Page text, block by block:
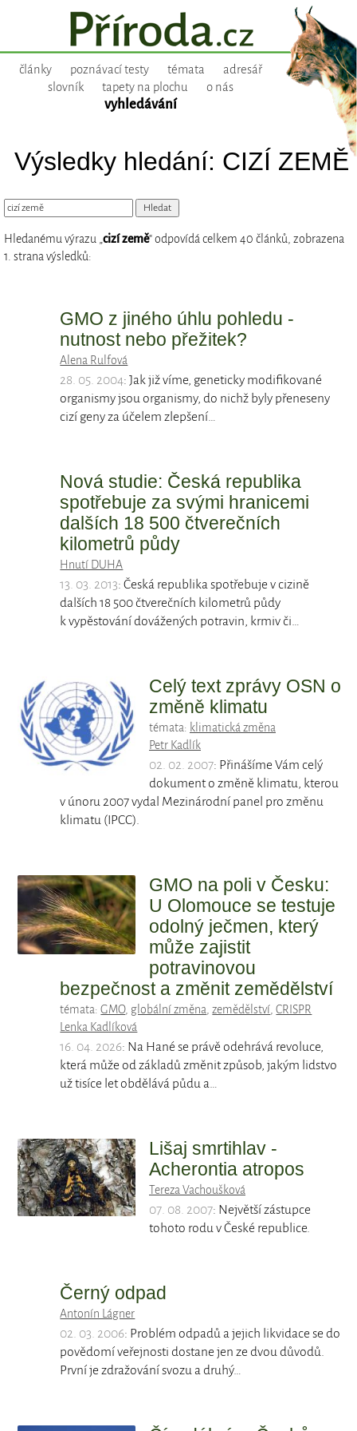
články poznávací testy témata
adresář
slovník
tapety na plochu o nás
vyhledávání
Výsledky hledání: CIZÍ ZEMĚ
Hledanému výrazu „cizí země“ odpovídá celkem 40 článků, zobrazena
1. strana výsledků:
GMO z jiného úhlu pohledu -
nutnost nebo přežitek?
Alena Rulfová
28. 05. 2004: Jak již víme, geneticky modifikované
organismy jsou organismy, do nichž byly přeneseny
cizí geny za účelem zlepšení…
Nová studie: Česká republika
spotřebuje za svými hranicemi
dalších 18 500 čtverečních
kilometrů půdy
Hnutí DUHA
13. 03. 2013: Česká republika spotřebuje v cizině
dalších 18 500 čtverečních kilometrů půdy
k vypěstování dovážených potravin, krmiv či…
Celý text zprávy OSN o
změně klimatu
témata: klimatická změna
Petr Kadlík
02. 02. 2007: Přinášíme Vám celý
dokument o změně klimatu, kterou
v únoru 2007 vydal Mezinárodní panel pro změnu
klimatu (IPCC).
GMO na poli v Česku:
U Olomouce se testuje
odolný ječmen, který
může zajistit
potravinovou
bezpečnost a změnit zemědělství
témata:GMO, globální změna,zemědělství,CRISPR
Lenka Kadlíková
16. 04. 2026: Na Hané se právě odehrává revoluce,
která může od základů změnit způsob, jakým lidstvo
už tisíce let obdělává půdu a…
Lišaj smrtihlav -
Acherontia atropos
Tereza Vachoušková
07. 08. 2007: Největší zástupce
tohoto rodu v České republice.
Černý odpad
Antonín Lágner
02. 03. 2006: Problém odpadů a jejich likvidace se do
povědomí veřejnosti dostane jen ze dvou důvodů.
První je zdražování svozu a druhý…